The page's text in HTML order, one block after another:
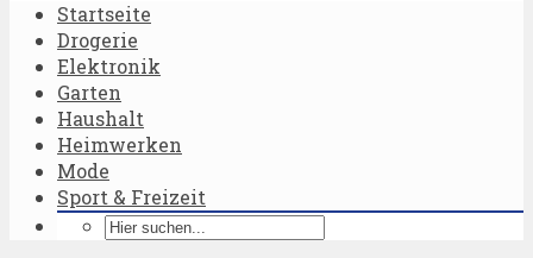
Startseite
Drogerie
Elektronik
Garten
Haushalt
Heimwerken
Mode
Sport & Freizeit